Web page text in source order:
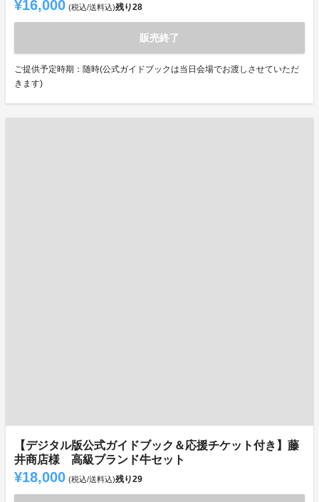
¥16,000 (税込/送料込)残り28
販売終了
ご提供予定時期：随時(公式ガイドブックは当日会場でお渡しさせていただ
きます)
【デジタル版公式ガイドブック＆応援チケット付き】藤
井商店様 高級ブランド牛セット
¥18,000 (税込/送料込)残り29